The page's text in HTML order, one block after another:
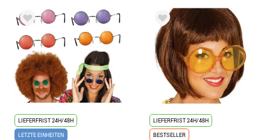
LIEFERFRIST 24H/48H
LETZTE EINHEITEN
LIEFERFRIST 24H/48H
BESTSELLER